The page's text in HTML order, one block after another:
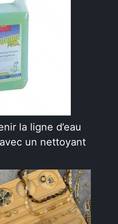
la ligne d’eau
un nettoyant